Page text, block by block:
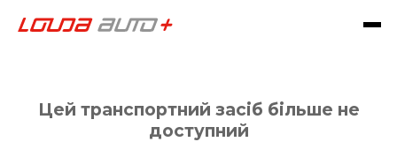
Цей транспортний засіб більше не
доступний